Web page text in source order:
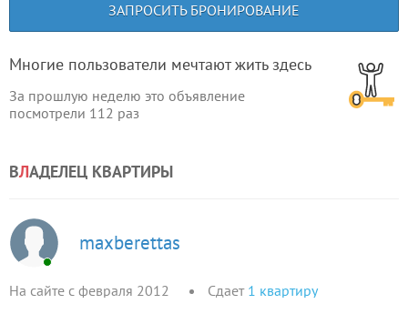
ЗАПРОСИТЬ БРОНИРОВАНИЕ
Многие пользователи мечтают жить здесь
За прошлую неделю это объявление
посмотрели 112 раз
ВЛАДЕЛЕЦ КВАРТИРЫ
maxberettas
На сайте с февраля 2012 Сдает 1 квартиру